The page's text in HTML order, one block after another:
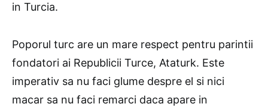
in Turcia.
Poporul turc are un mare respect pentru parintii
fondatori ai Republicii Turce, Ataturk. Este
imperativ sa nu faci glume despre el si nici
macar sa nu faci remarci daca apare in